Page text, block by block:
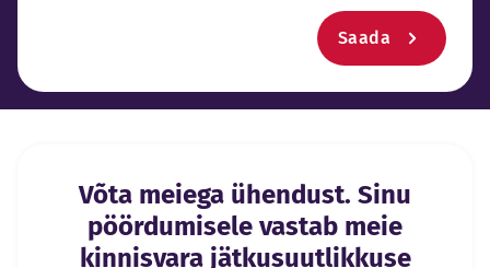
Saada
Võta meiega ühendust. Sinu
pöördumisele vastab meie
kinnisvara jätkusuutlikkuse